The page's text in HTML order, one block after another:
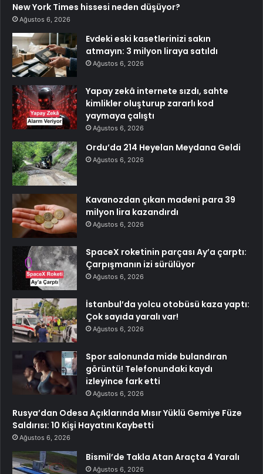
New York Times hissesi neden düşüyor?
Ağustos 6, 2026
Evdeki eski kasetlerinizi sakın
atmayın: 3 milyon liraya satıldı
Ağustos 6, 2026
Yapay zekâ internete sızdı, sahte
kimlikler oluşturup zararlı kod
yaymaya çalıştı
Ağustos 6, 2026
Ordu’da 214 Heyelan Meydana Geldi
Ağustos 6, 2026
Kavanozdan çıkan madeni para 39
milyon lira kazandırdı
Ağustos 6, 2026
SpaceX roketinin parçası Ay’a çarptı:
Çarpışmanın izi sürülüyor
Ağustos 6, 2026
İstanbul’da yolcu otobüsü kaza yaptı:
Çok sayıda yaralı var!
Ağustos 6, 2026
Spor salonunda mide bulandıran
görüntü! Telefonundaki kaydı
izleyince fark etti
Ağustos 6, 2026
Rusya’dan Odesa Açıklarında Mısır Yüklü Gemiye Füze
Saldırısı: 10 Kişi Hayatını Kaybetti
Ağustos 6, 2026
Bismil’de Takla Atan Araçta 4 Yaralı
Ağustos 6, 2026